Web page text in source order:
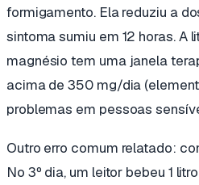
formigamento. Ela reduziu a
sintoma sumiu em 12 horas. A
magnésio tem uma janela
acima de 350 mg/dia
problemas em pessoas
Outro erro comum relatado:
No 3º dia, um leitor bebeu 1